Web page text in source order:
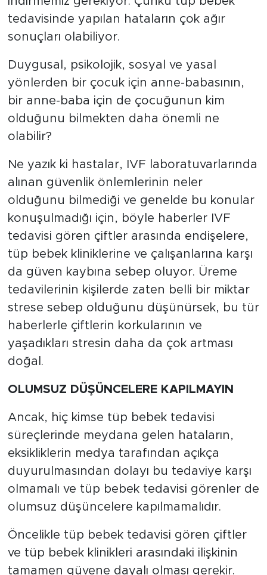
tedavisinde yapılan hataların çok ağır
sonuçları olabiliyor.
Duygusal, psikolojik, sosyal ve yasal
yönlerden bir çocuk için anne-babasının,
bir anne-baba için de çocuğunun kim
olduğunu bilmekten daha önemli ne
olabilir?
Ne yazık ki hastalar, IVF laboratuvarlarında
alınan güvenlik önlemlerinin neler
olduğunu bilmediği ve genelde bu konular
konuşulmadığı için, böyle haberler IVF
tedavisi gören çiftler arasında endişelere,
tüp bebek kliniklerine ve çalışanlarına karşı
da güven kaybına sebep oluyor. Üreme
tedavilerinin kişilerde zaten belli bir miktar
strese sebep olduğunu düşünürsek, bu tür
haberlerle çiftlerin korkularının ve
yaşadıkları stresin daha da çok artması
doğal.
OLUMSUZ DÜŞÜNCELERE KAPILMAYIN
Ancak, hiç kimse tüp bebek tedavisi
süreçlerinde meydana gelen hataların,
eksikliklerin medya tarafından açıkça
duyurulmasından dolayı bu tedaviye karşı
olmamalı ve tüp bebek tedavisi görenler de
olumsuz düşüncelere kapılmamalıdır.
Öncelikle tüp bebek tedavisi gören çiftler
ve tüp bebek klinikleri arasındaki ilişkinin
tamamen güvene dayalı olması gerekir.